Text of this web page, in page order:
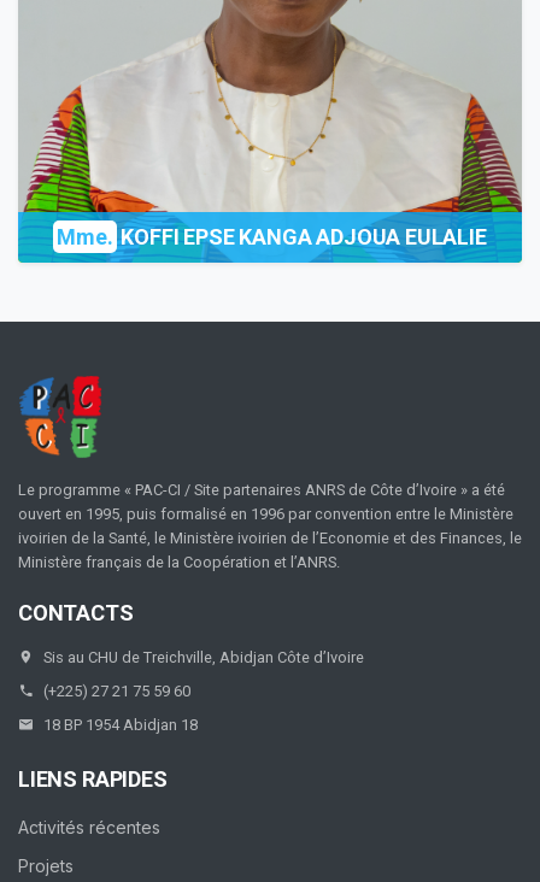
Mme.KOFFI EPSE KANGA ADJOUA EULALIE
Le programme « PAC-CI / Site partenaires ANRS de Côte d’Ivoire » a été
ouvert en 1995, puis formalisé en 1996 par convention entre le Ministère
ivoirien de la Santé, le Ministère ivoirien de l’Economie et des Finances, le
Ministère français de la Coopération et l’ANRS.
CONTACTS
Sis au CHU de Treichville, Abidjan Côte d’Ivoire
(+225) 27 21 75 59 60
18 BP 1954 Abidjan 18
LIENS RAPIDES
Activités récentes
Projets